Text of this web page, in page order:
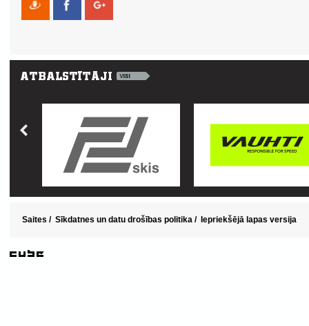
Saites / Sīkdatnes un datu drošības politika / Iepriekšējā lapas versija